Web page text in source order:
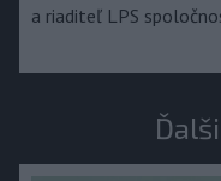
a riaditeľ LPS